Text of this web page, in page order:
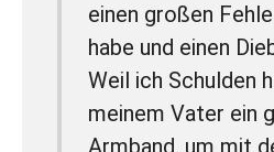
einen großen
habe und einen
Weil ich Schulden
meinem Vater ein
Armband, um mit